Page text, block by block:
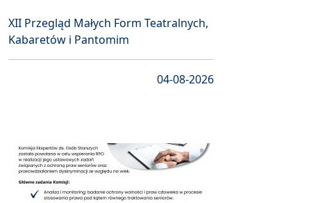
XII Przegląd Małych Form Teatralnych,
Kabaretów i Pantomim
04-08-2026